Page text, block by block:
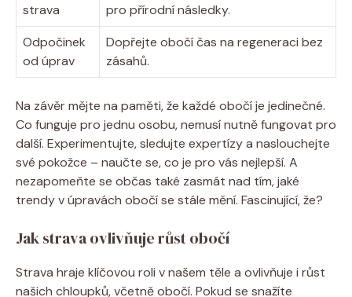
strava
pro přírodní následky.
Odpočinek
od úprav
Dopřejte obočí čas na regeneraci bez
zásahů.
Na závěr mějte na paměti, že každé obočí je jedinečné.
Co funguje pro jednu osobu, nemusí nutně fungovat pro
další. Experimentujte, sledujte expertízy a naslouchejte
své pokožce – naučte se, co je pro vás nejlepší. A
nezapomeňte se občas také zasmát nad tím, jaké
trendy v úpravách obočí se stále mění. Fascinující, že?
Jak strava ovlivňuje růst obočí
Strava hraje klíčovou roli v našem těle a ovlivňuje i růst
našich chloupků, včetně obočí. Pokud se snažíte